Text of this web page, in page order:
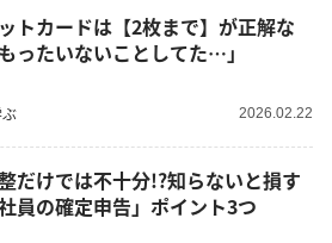
トカードは【2枚まで】が正解な
ったいないことしてた…」
2026.02.22
だけでは不十分!?知らないと損す
員の確定申告」ポイント3つ